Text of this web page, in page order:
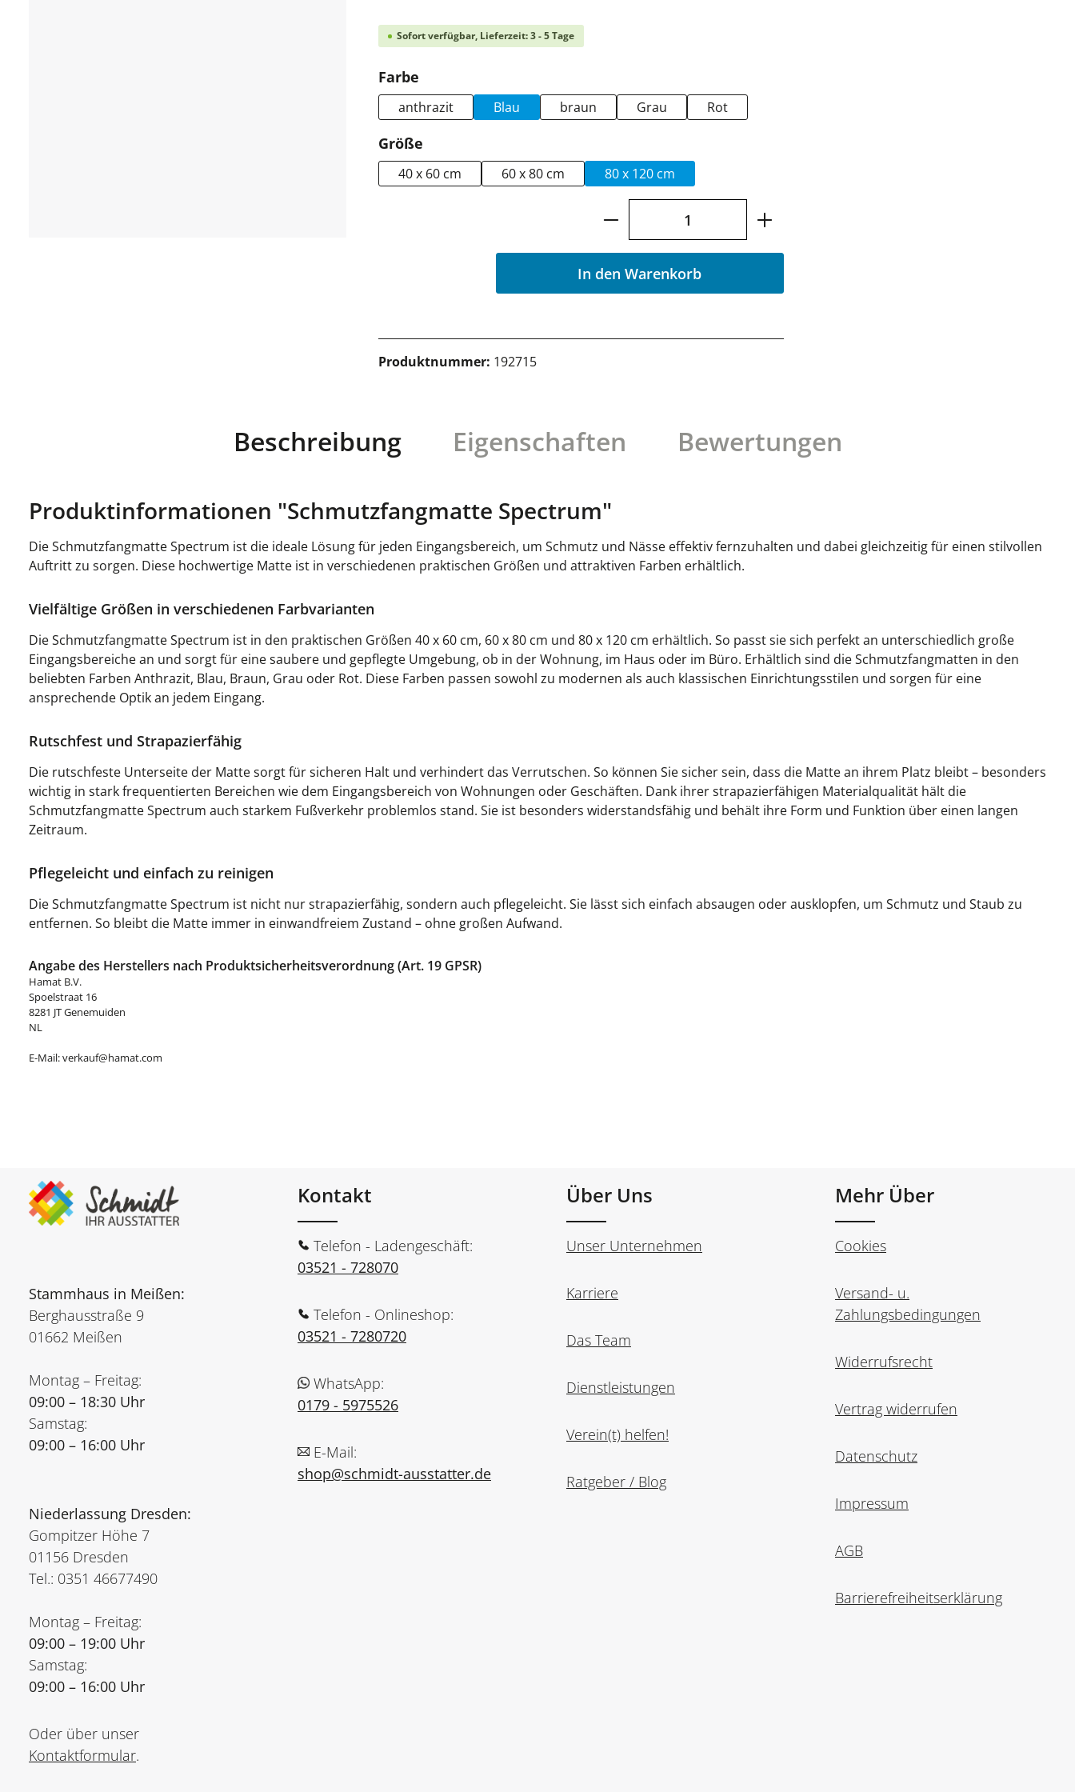
Sofort verfügbar, Lieferzeit: 3 - 5 Tage
Farbe
anthrazit Blau braun Grau Rot
Größe
40 x 60 cm 60 x 80 cm 80 x 120 cm
Produkt Anzahl: Gib den gewünschten Wert ein
In den Warenkorb
Produktnummer: 192715
Beschreibung Eigenschaften Bewertungen
Produktinformationen "Schmutzfangmatte Spectrum"
Die Schmutzfangmatte Spectrum ist die ideale Lösung für jeden Eingangsbereich, um Schmutz und Nässe effektiv fernzuhalten und dabei gleichzeitig für einen stilvollen
Auftritt zu sorgen. Diese hochwertige Matte ist in verschiedenen praktischen Größen und attraktiven Farben erhältlich.
Vielfältige Größen in verschiedenen Farbvarianten
Die Schmutzfangmatte Spectrum ist in den praktischen Größen 40 x 60 cm, 60 x 80 cm und 80 x 120 cm erhältlich. So passt sie sich perfekt an unterschiedlich große
Eingangsbereiche an und sorgt für eine saubere und gepflegte Umgebung, ob in der Wohnung, im Haus oder im Büro. Erhältlich sind die Schmutzfangmatten in den
beliebten Farben Anthrazit, Blau, Braun, Grau oder Rot. Diese Farben passen sowohl zu modernen als auch klassischen Einrichtungsstilen und sorgen für eine
ansprechende Optik an jedem Eingang.
Rutschfest und Strapazierfähig
Die rutschfeste Unterseite der Matte sorgt für sicheren Halt und verhindert das Verrutschen. So können Sie sicher sein, dass die Matte an ihrem Platz bleibt – besonders
wichtig in stark frequentierten Bereichen wie dem Eingangsbereich von Wohnungen oder Geschäften. Dank ihrer strapazierfähigen Materialqualität hält die
Schmutzfangmatte Spectrum auch starkem Fußverkehr problemlos stand. Sie ist besonders widerstandsfähig und behält ihre Form und Funktion über einen langen
Zeitraum.
Pflegeleicht und einfach zu reinigen
Die Schmutzfangmatte Spectrum ist nicht nur strapazierfähig, sondern auch pflegeleicht. Sie lässt sich einfach absaugen oder ausklopfen, um Schmutz und Staub zu
entfernen. So bleibt die Matte immer in einwandfreiem Zustand – ohne großen Aufwand.
Angabe des Herstellers nach Produktsicherheitsverordnung (Art. 19 GPSR)
Hamat B.V.
Spoelstraat 16
8281 JT Genemuiden
NL
E-Mail: verkauf@hamat.com
Stammhaus in Meißen:
Berghausstraße 9
01662 Meißen
Montag – Freitag:
09:00 – 18:30 Uhr
Samstag:
09:00 – 16:00 Uhr
Niederlassung Dresden:
Gompitzer Höhe 7
01156 Dresden
Tel.: 0351 46677490
Montag – Freitag:
09:00 – 19:00 Uhr
Samstag:
09:00 – 16:00 Uhr
Oder über unser
Kontaktformular.
Kontakt
Telefon - Ladengeschäft:
03521 - 728070
Telefon - Onlineshop:
03521 - 7280720
WhatsApp:
0179 - 5975526
E-Mail:
shop@schmidt-ausstatter.de
Über Uns
Unser Unternehmen
Karriere
Das Team
Dienstleistungen
Verein(t) helfen!
Ratgeber / Blog
Mehr Über
Cookies
Versand- u.
Zahlungsbedingungen
Widerrufsrecht
Vertrag widerrufen
Datenschutz
Impressum
AGB
Barrierefreiheitserklärung